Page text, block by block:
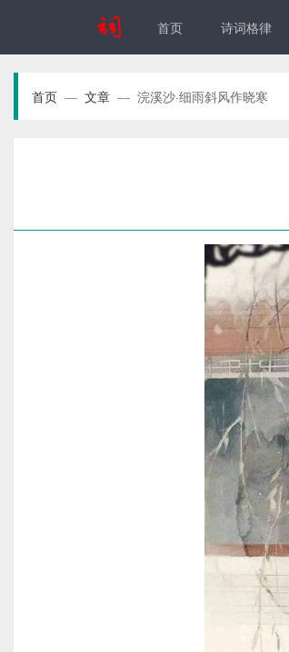
首页 诗词格律
首页 — 文章 — 浣溪沙·细雨斜风作晓寒